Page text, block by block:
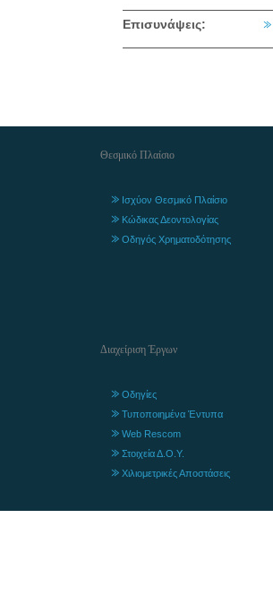
Επισυνάψεις:
Θεσμικό Πλαίσιο
Ισχύον Θεσμικό Πλαίσιο
Κώδικας Δεοντολογίας
Οδηγός Χρηματοδότησης
Διαχείριση Έργων
Οδηγίες
Τυποποιημένα Έντυπα
Web Rescom
Στοιχεία Δ.Ο.Υ.
Χιλιομετρικές Αποστάσεις